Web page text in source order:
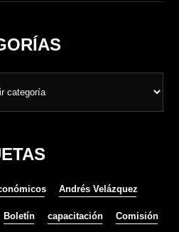
Andrés Velázquez
Boletín capacitación Comisión